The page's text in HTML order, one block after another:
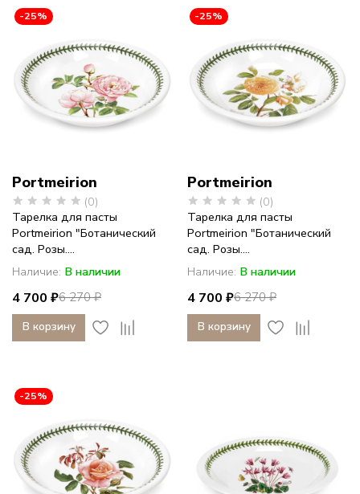
-25%
Portmeirion
(0)
Тарелка для пасты
Portmeirion "Ботанический
сад. Розы....
Наличие: В наличии
6 270 ₽
4 700 ₽
В корзину
-25%
Portmeirion
(0)
Тарелка для пасты
Portmeirion "Ботанический
сад. Розы....
Наличие: В наличии
6 270 ₽
4 700 ₽
В корзину
-25%